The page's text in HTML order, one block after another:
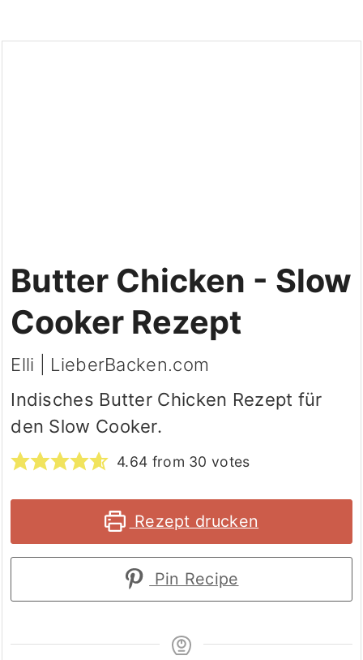
Butter Chicken - Slow
Cooker Rezept
Elli | LieberBacken.com
Indisches Butter Chicken Rezept für
den Slow Cooker.
4.64 from 30 votes
Rezept drucken
Pin Recipe